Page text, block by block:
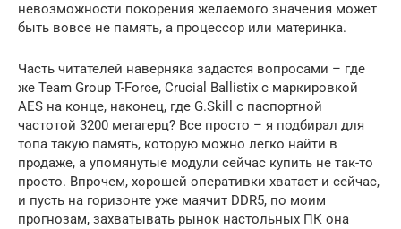
невозможности покорения желаемого значения может
быть вовсе не память, а процессор или материнка.
Часть читателей наверняка задастся вопросами – где
же Team Group T-Force, Crucial Ballistix с маркировкой
AES на конце, наконец, где G.Skill с паспортной
частотой 3200 мегагерц? Все просто – я подбирал для
топа такую память, которую можно легко найти в
продаже, а упомянутые модули сейчас купить не так-то
просто. Впрочем, хорошей оперативки хватает и сейчас,
и пусть на горизонте уже маячит DDR5, по моим
прогнозам, захватывать рынок настольных ПК она